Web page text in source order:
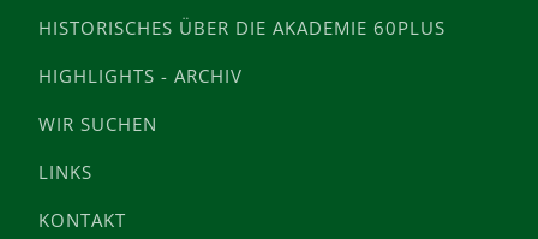
HISTORISCHES ÜBER DIE AKADEMIE 60PLUS
HIGHLIGHTS - ARCHIV
WIR SUCHEN
LINKS
KONTAKT